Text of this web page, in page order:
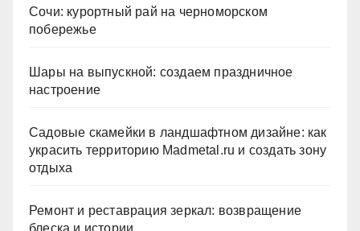
Сочи: курортный рай на черноморском
побережье
Шары на выпускной: создаем праздничное
настроение
Садовые скамейки в ландшафтном дизайне: как
украсить территорию Madmetal.ru и создать зону
отдыха
Ремонт и реставрация зеркал: возвращение